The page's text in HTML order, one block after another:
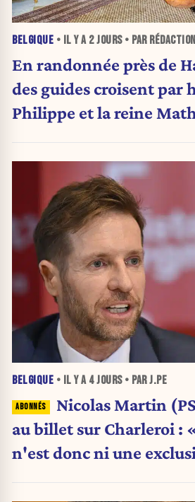
BELGIQUE • IL Y A 2 JOURS• PAR RÉDACTION
En randonnée près de
des guides croisent par hasard le roi
Philippe et la reine
BELGIQUE • IL Y A 4 JOURS• PAR J.PE
Nicolas Martin
au billet sur Charleroi :
n'est donc ni une